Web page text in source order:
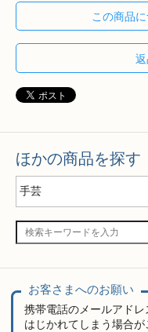
この商品
ほかの商品を探す
お客さまへのお願い
携帯電話のメールアド
はじかれてしまう場合が